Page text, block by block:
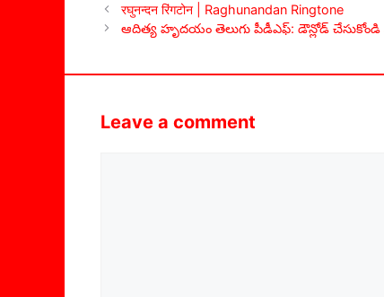
रघुनन्दन रिंगटोन | Raghunandan Ringtone
ఆదిత్య హృదయం తెలుగు పీడీఎఫ్: డౌన్లోడ్
Leave a comment